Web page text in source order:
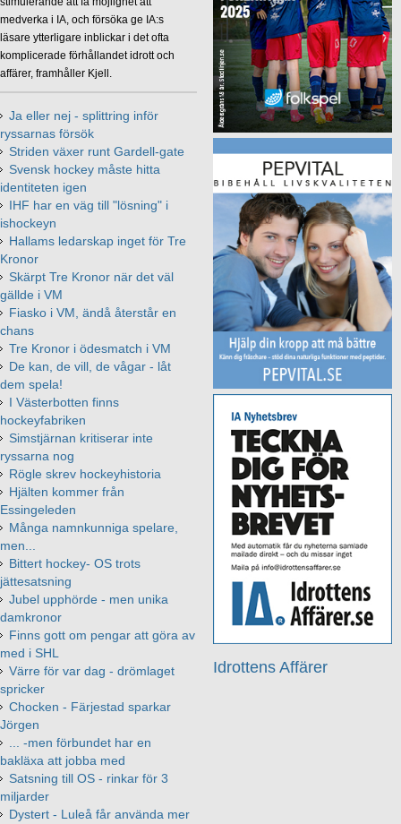
Idrottens Affärer
medverka i IA, och försöka ge IA:s
läsare ytterligare inblickar i det ofta
komplicerade förhållandet idrott och
affärer, framhåller Kjell.
Ja eller nej - splittring inför
ryssarnas försök
Striden växer runt Gardell-gate
Svensk hockey måste hitta
identiteten igen
IHF har en väg till "lösning" i
ishockeyn
Hallams ledarskap inget för Tre
Kronor
Skärpt Tre Kronor när det väl
gällde i VM
Fiasko i VM, ändå återstår en
chans
Tre Kronor i ödesmatch i VM
De kan, de vill, de vågar - låt
dem spela!
I Västerbotten finns
hockeyfabriken
Simstjärnan kritiserar inte
ryssarna nog
Rögle skrev hockeyhistoria
Hjälten kommer från
Essingeleden
Många namnkunniga spelare,
men...
Bittert hockey- OS trots
jättesatsning
Jubel upphörde - men unika
damkronor
Finns gott om pengar att göra av
med i SHL
Värre för var dag - drömlaget
spricker
Chocken - Färjestad sparkar
Jörgen
... -men förbundet har en
bakläxa att jobba med
Satsning till OS - rinkar för 3
miljarder
Dystert - Luleå får använda mer